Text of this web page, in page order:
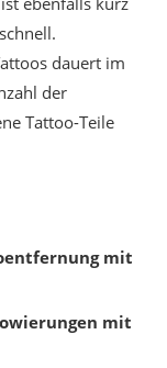
dauert im
der
Tattoo-Teile
mit
mit